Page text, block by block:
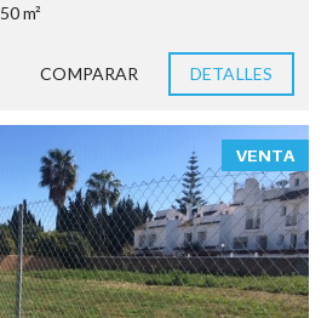
50 m²
COMPARAR DETALLES
VENTA